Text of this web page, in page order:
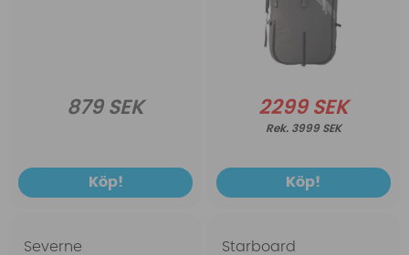
879 SEK
Köp!
2299 SEK
3999 SEK
Köp!
Severne Starboard